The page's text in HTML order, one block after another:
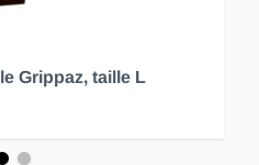
Grippaz, taille L